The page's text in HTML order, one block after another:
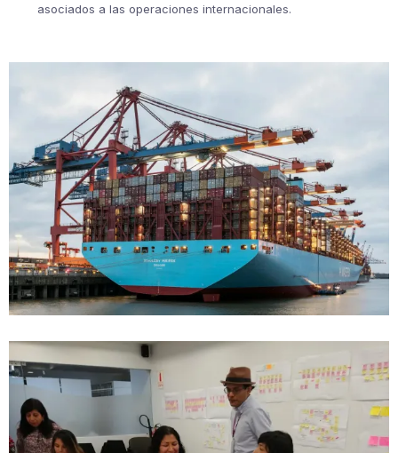
asociados a las operaciones internacionales.